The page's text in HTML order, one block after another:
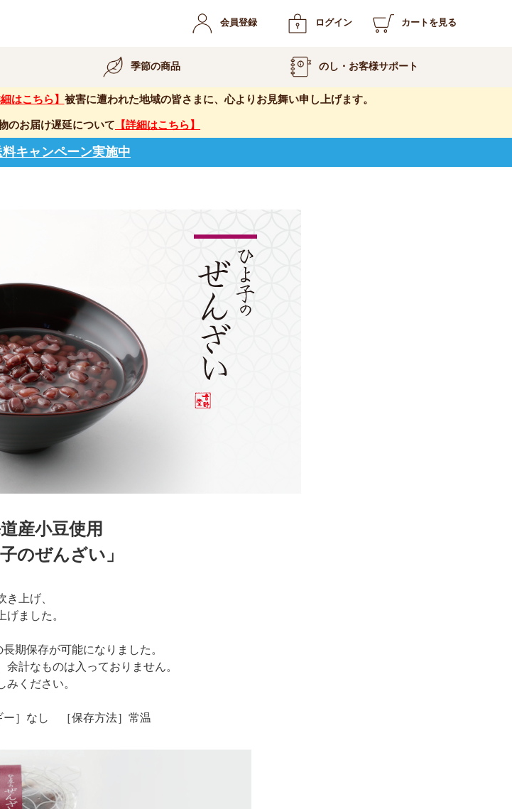
会員登録 ログイン カートを見る
季節の商品 のし・お客様サポート
細はこちら】 被害に遭われた地域の皆さまに、心よりお見舞い申し上げます。
のお届け遅延について 【詳細はこちら】
キャンペーン実施中
産小豆使用
のぜんざい」
上げ、
ました。
期保存が可能になりました。
計なものは入っておりません。
ください。
ー］なし ［保存方法］常温